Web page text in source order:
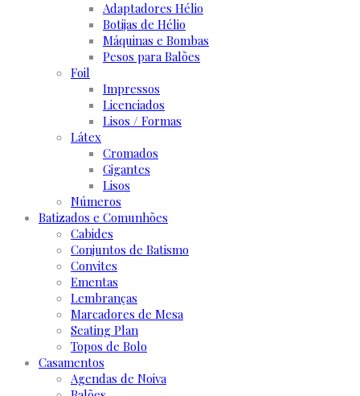
Adaptadores Hélio
Botijas de Hélio
Máquinas e Bombas
Pesos para Balões
Foil
Impressos
Licenciados
Lisos / Formas
Látex
Cromados
Gigantes
Lisos
Números
Batizados e Comunhões
Cabides
Conjuntos de Batismo
Convites
Ementas
Lembranças
Marcadores de Mesa
Seating Plan
Topos de Bolo
Casamentos
Agendas de Noiva